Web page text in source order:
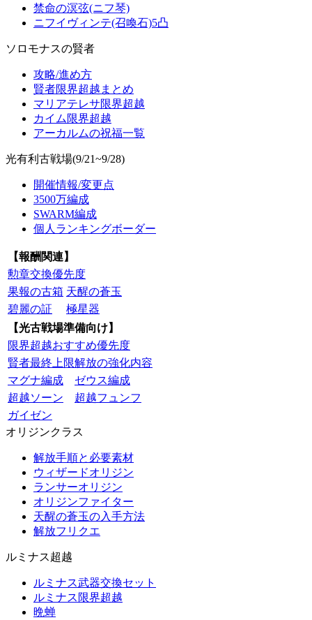
禁命の溟弦(ニフ琴)
ニフイヴィンテ(召喚石)5凸
ソロモナスの賢者
攻略/進め方
賢者限界超越まとめ
マリアテレサ限界超越
カイム限界超越
アーカルムの祝福一覧
光有利古戦場(9/21~9/28)
開催情報/変更点
3500万編成
SWARM編成
個人ランキングボーダー
【報酬関連】
勲章交換優先度
果報の古箱 天醒の蒼玉
碧麗の証
極星器
【光古戦場準備向け】
限界超越おすすめ優先度
賢者最終上限解放の強化内容
マグナ編成
ゼウス編成
超越ソーン
超越フュンフ
ガイゼン
オリジンクラス
解放手順と必要素材
ウィザードオリジン
ランサーオリジン
オリジンファイター
天醒の蒼玉の入手方法
解放フリクエ
ルミナス超越
ルミナス武器交換セット
ルミナス限界超越
晩蝉